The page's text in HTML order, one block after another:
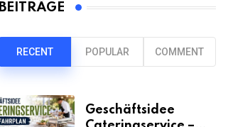
BEITRÄGE
RECENT POPULAR COMMENT
Geschäftsidee